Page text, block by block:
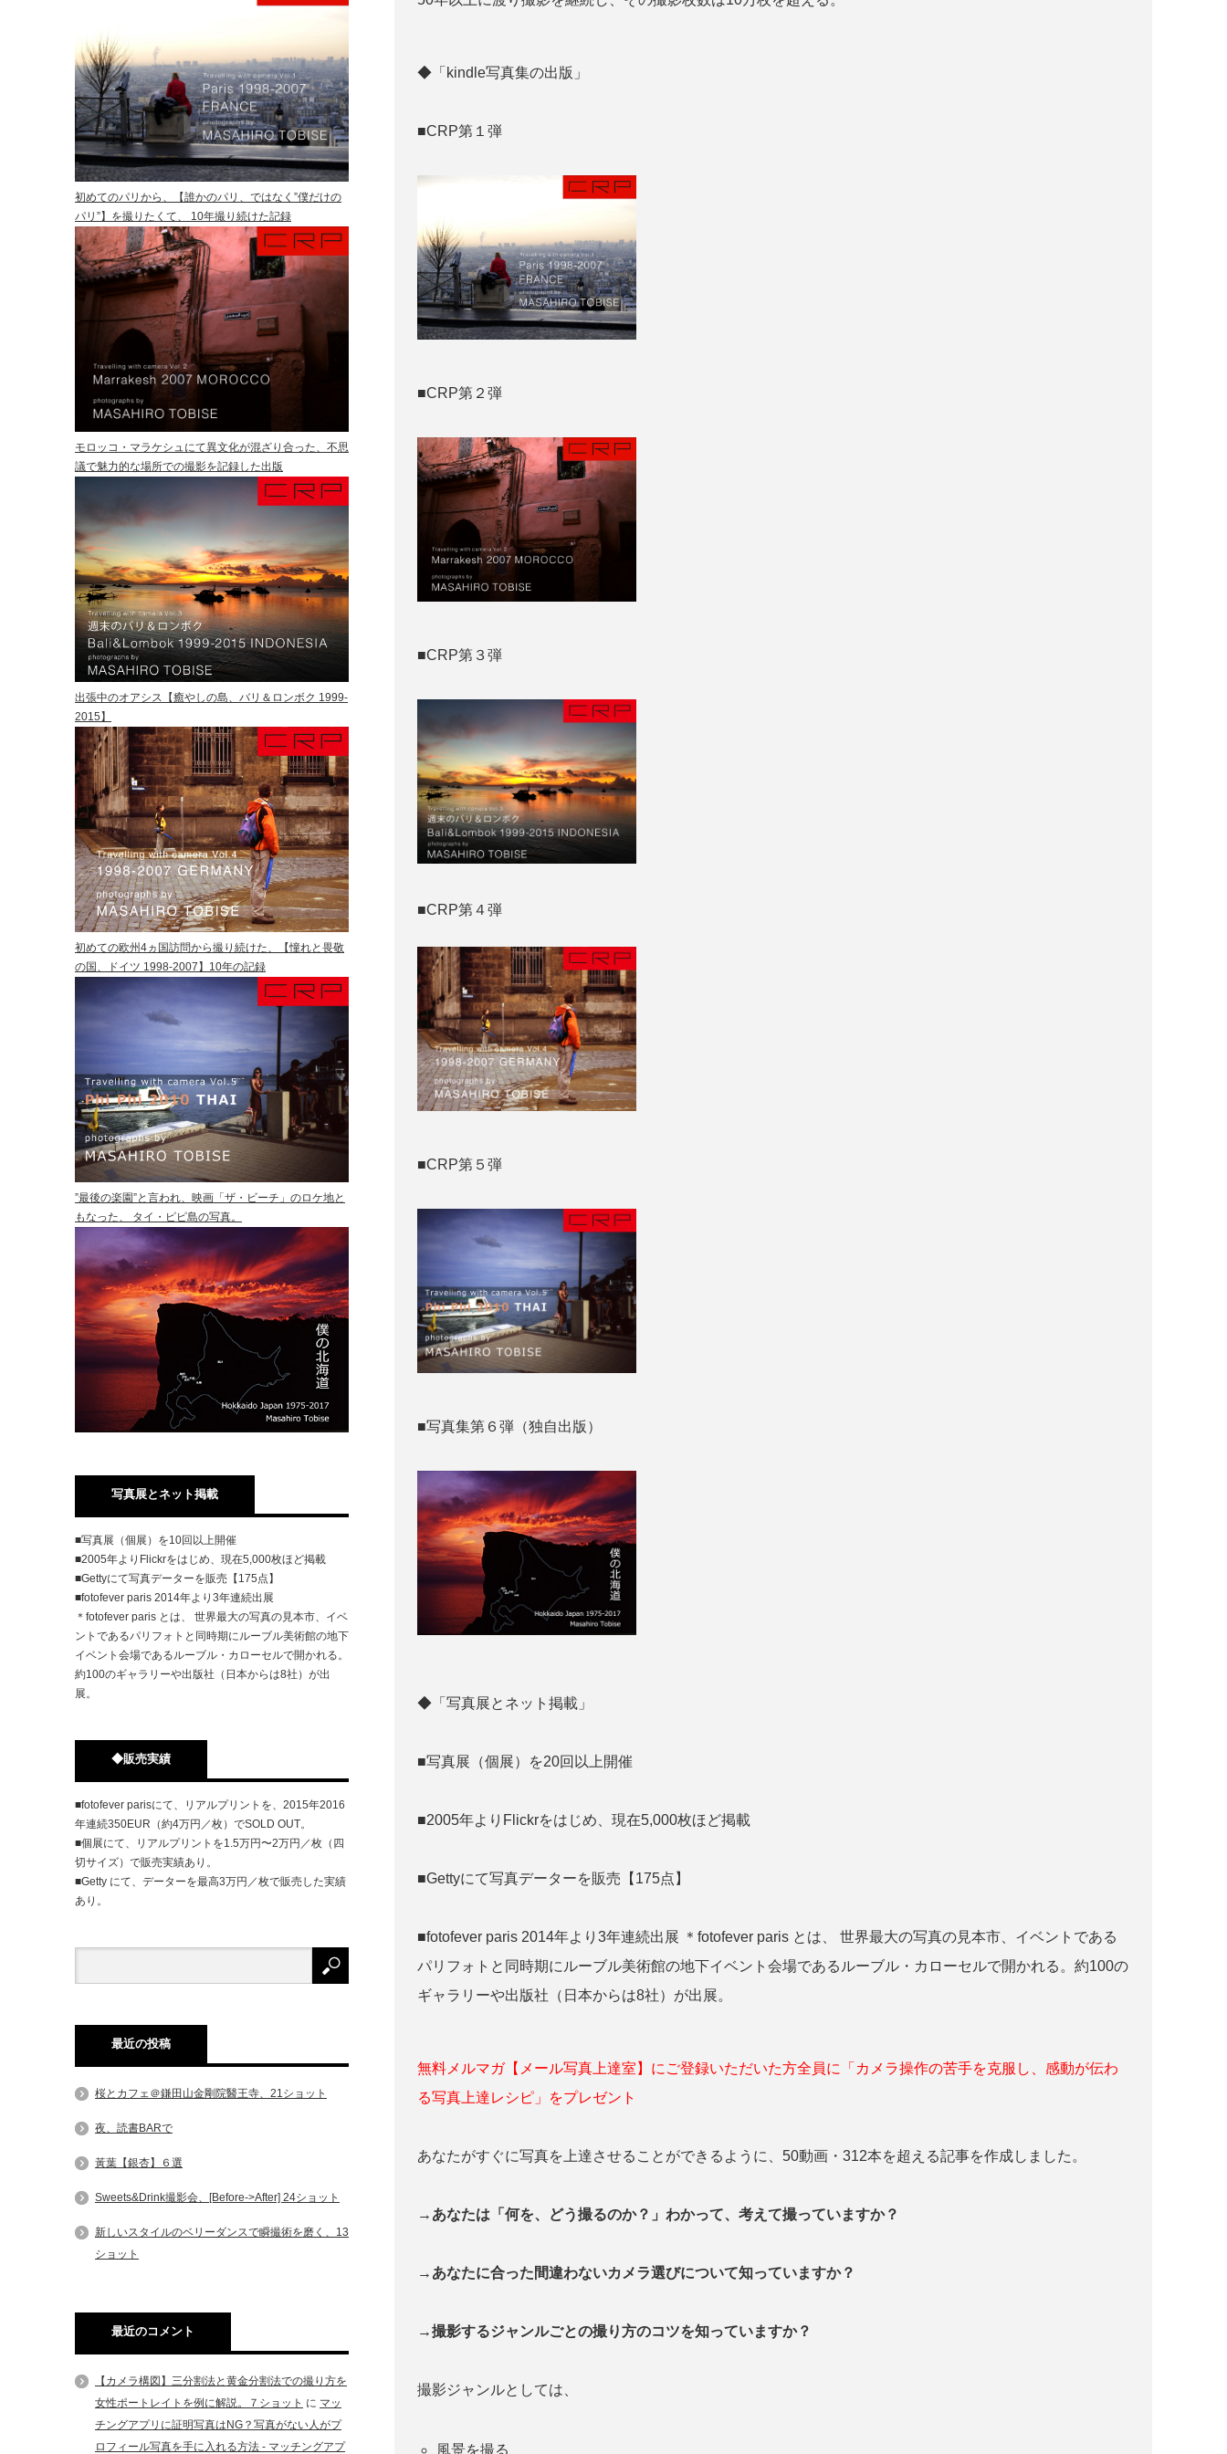
◆「kindle写真集の出版」
■CRP第１弾
■CRP第２弾
■CRP第３弾
■CRP第４弾
■CRP第５弾
■写真集第６弾（独自出版）
◆「写真展とネット掲載」
■写真展（個展）を20回以上開催
■2005年よりFlickrをはじめ、現在5,000枚ほど掲載
■Gettyにて写真データーを販売【175点】
■fotofever paris 2014年より3年連続出展 ＊fotofever paris とは、 世界最大の写真の見本市、イベントである
パリフォトと同時期にルーブル美術館の地下イベント会場であるルーブル・カローセルで開かれる。約100の
ギャラリーや出版社（日本からは8社）が出展。
無料メルマガ【メール写真上達室】にご登録いただいた方全員に「カメラ操作の苦手を克服し、感動が伝わ
る写真上達レシピ」をプレゼント
あなたがすぐに写真を上達させることができるように、50動画・312本を超える記事を作成しました。
→あなたは「何を、どう撮るのか？」わかって、考えて撮っていますか？
→あなたに合った間違わないカメラ選びについて知っていますか？
→撮影するジャンルごとの撮り方のコツを知っていますか？
撮影ジャンルとしては、
風景を撮る
初めてのパリから、【誰かのパリ、ではなく”僕だけの
パリ”】を撮りたくて、 10年撮り続けた記録
モロッコ・マラケシュにて異文化が混ざり合った、不思
議で魅力的な場所での撮影を記録した出版
出張中のオアシス【癒やしの島、バリ＆ロンボク 1999-
2015】
初めての欧州4ヵ国訪問から撮り続けた、【憧れと畏敬
の国、ドイツ 1998-2007】10年の記録
”最後の楽園”と言われ、映画「ザ・ビーチ」のロケ地と
もなった、 タイ・ピピ島の写真。
写真展とネット掲載
■写真展（個展）を10回以上開催
■2005年よりFlickrをはじめ、現在5,000枚ほど掲載
■Gettyにて写真データーを販売【175点】
■fotofever paris 2014年より3年連続出展
＊fotofever paris とは、 世界最大の写真の見本市、イベ
ントであるパリフォトと同時期にルーブル美術館の地下
イベント会場であるルーブル・カローセルで開かれる。
約100のギャラリーや出版社（日本からは8社）が出
展。
◆販売実績
■fotofever parisにて、リアルプリントを、2015年2016
年連続350EUR（約4万円／枚）でSOLD OUT。
■個展にて、リアルプリントを1.5万円〜2万円／枚（四
切サイズ）で販売実績あり。
■Getty にて、データーを最高3万円／枚で販売した実績
あり。
最近の投稿
桜とカフェ＠鎌田山金剛院醫王寺、21ショット
夜、読書BARで
黃葉【銀杏】６選
Sweets&Drink撮影会、[Before->After] 24ショット
新しいスタイルのベリーダンスで瞬撮術を磨く、13
ショット
最近のコメント
【カメラ構図】三分割法と黄金分割法での撮り方を
女性ポートレイトを例に解説。７ショット に マッ
チングアプリに証明写真はNG？写真がない人がプ
ロフィール写真を手に入れる方法 - マッチングアプ